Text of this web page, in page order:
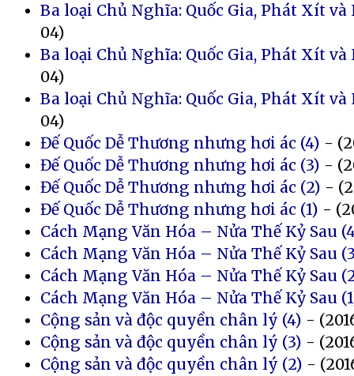
Ba loại Chủ Nghĩa: Quốc Gia, Phát Xít và
04)
Ba loại Chủ Nghĩa: Quốc Gia, Phát Xít và
04)
Ba loại Chủ Nghĩa: Quốc Gia, Phát Xít và
04)
Đế Quốc Dễ Thương nhưng hơi ác (4) -
Đế Quốc Dễ Thương nhưng hơi ác (3) -
Đế Quốc Dễ Thương nhưng hơi ác (2) -
Đế Quốc Dễ Thương nhưng hơi ác (1) -
Cách Mạng Văn Hóa – Nửa Thế Kỷ Sau
Cách Mạng Văn Hóa – Nửa Thế Kỷ Sau
Cách Mạng Văn Hóa – Nửa Thế Kỷ Sau
Cách Mạng Văn Hóa – Nửa Thế Kỷ Sau
Cộng sản và độc quyền chân lý (4) -
Cộng sản và độc quyền chân lý (3) -
Cộng sản và độc quyền chân lý (2) -